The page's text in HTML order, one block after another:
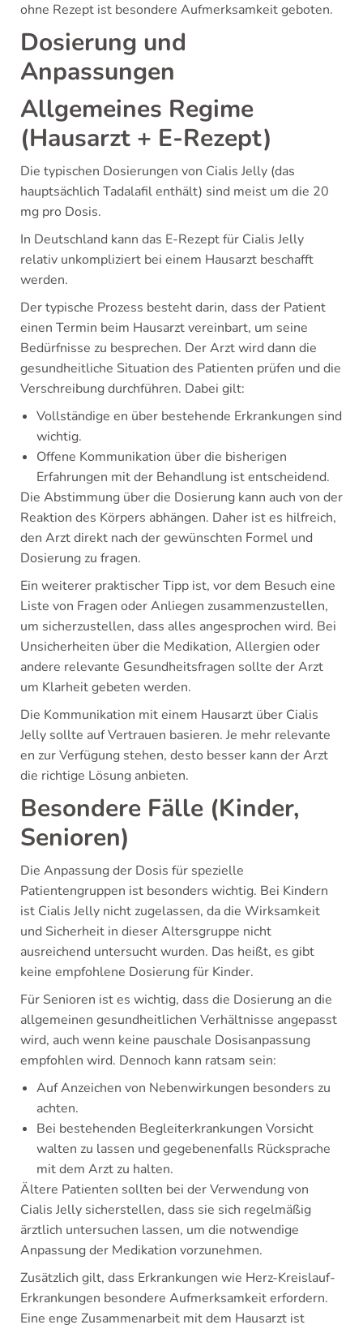
ohne Rezept ist besondere Aufmerksamkeit geboten.
Dosierung und
Anpassungen
Allgemeines Regime
(Hausarzt + E-Rezept)
Die typischen Dosierungen von Cialis Jelly (das
hauptsächlich Tadalafil enthält) sind meist um die 20
mg pro Dosis.
In Deutschland kann das E-Rezept für Cialis Jelly
relativ unkompliziert bei einem Hausarzt beschafft
werden.
Der typische Prozess besteht darin, dass der Patient
einen Termin beim Hausarzt vereinbart, um seine
Bedürfnisse zu besprechen. Der Arzt wird dann die
gesundheitliche Situation des Patienten prüfen und die
Verschreibung durchführen. Dabei gilt:
Vollständige en über bestehende Erkrankungen sind
wichtig.
Offene Kommunikation über die bisherigen
Erfahrungen mit der Behandlung ist entscheidend.
Die Abstimmung über die Dosierung kann auch von der
Reaktion des Körpers abhängen. Daher ist es hilfreich,
den Arzt direkt nach der gewünschten Formel und
Dosierung zu fragen.
Ein weiterer praktischer Tipp ist, vor dem Besuch eine
Liste von Fragen oder Anliegen zusammenzustellen,
um sicherzustellen, dass alles angesprochen wird. Bei
Unsicherheiten über die Medikation, Allergien oder
andere relevante Gesundheitsfragen sollte der Arzt
um Klarheit gebeten werden.
Die Kommunikation mit einem Hausarzt über Cialis
Jelly sollte auf Vertrauen basieren. Je mehr relevante
en zur Verfügung stehen, desto besser kann der Arzt
die richtige Lösung anbieten.
Besondere Fälle (Kinder,
Senioren)
Die Anpassung der Dosis für spezielle
Patientengruppen ist besonders wichtig. Bei Kindern
ist Cialis Jelly nicht zugelassen, da die Wirksamkeit
und Sicherheit in dieser Altersgruppe nicht
ausreichend untersucht wurden. Das heißt, es gibt
keine empfohlene Dosierung für Kinder.
Für Senioren ist es wichtig, dass die Dosierung an die
allgemeinen gesundheitlichen Verhältnisse angepasst
wird, auch wenn keine pauschale Dosisanpassung
empfohlen wird. Dennoch kann ratsam sein:
Auf Anzeichen von Nebenwirkungen besonders zu
achten.
Bei bestehenden Begleiterkrankungen Vorsicht
walten zu lassen und gegebenenfalls Rücksprache
mit dem Arzt zu halten.
Ältere Patienten sollten bei der Verwendung von
Cialis Jelly sicherstellen, dass sie sich regelmäßig
ärztlich untersuchen lassen, um die notwendige
Anpassung der Medikation vorzunehmen.
Zusätzlich gilt, dass Erkrankungen wie Herz-Kreislauf-
Erkrankungen besondere Aufmerksamkeit erfordern.
Eine enge Zusammenarbeit mit dem Hausarzt ist